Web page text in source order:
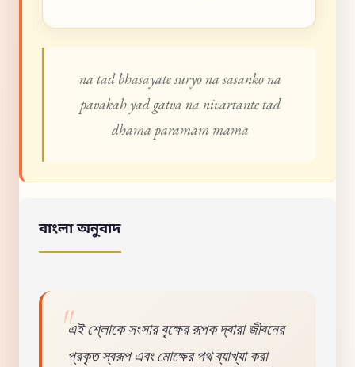
na tad bhasayate suryo na sasanko na
pavakah yad gatva na nivartante tad
dhama paramam mama
বাংলা অনুবাদ
এই শ্লোকে সংসার বৃক্ষের রূপক দ্বারা জীবনের
প্রকৃত স্বরূপ এবং মোক্ষের পথ ব্যাখ্যা করা